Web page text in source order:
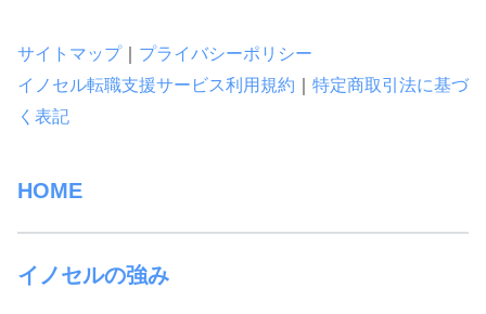
サイトマップ｜ プライバシーポリシー
イノセル転職支援サービス利用規約
特定商取引法に基づ
く表記
HOME
イノセルの強み